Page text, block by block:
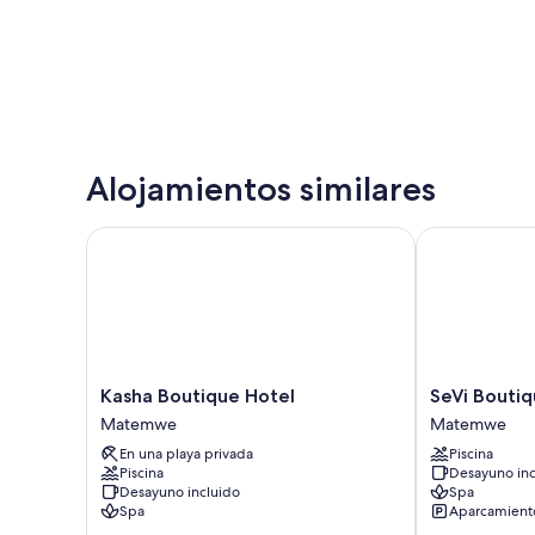
Alojamientos similares
Kasha
Boutique
Hotel
Matemwe
Kasha Boutique Hotel
Matemwe
En una playa privada
Piscina
Desayuno incluido
Spa
Kasha Boutique Hotel
SeVi
Boutique
Hotel
Matemwe
SeVi
Matemwe
Piscina
Desayuno
Spa
SeVi Boutique